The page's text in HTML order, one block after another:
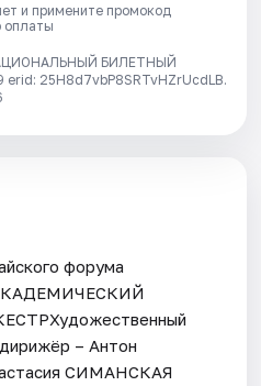
и примените промокод
оплаты
БИЛЕТНЫЙ
25H8d7vbP8SRTvHZrUcdLB.
форума
– Антон
СИМАНСКАЯ